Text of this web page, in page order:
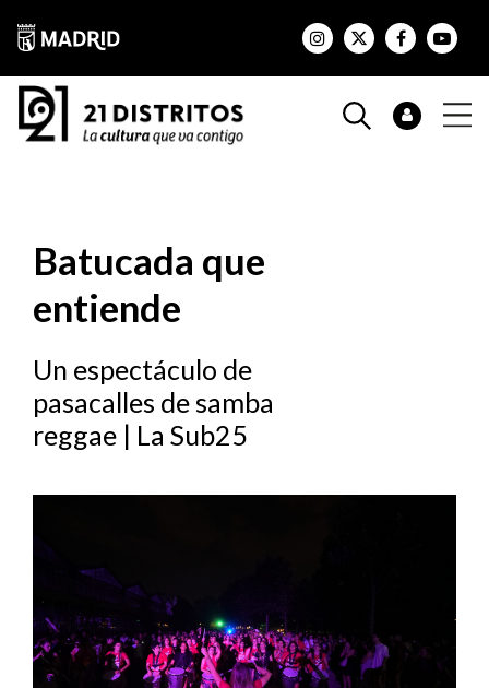
Batucada que
entiende
Un espectáculo de
pasacalles de samba
reggae | La Sub25